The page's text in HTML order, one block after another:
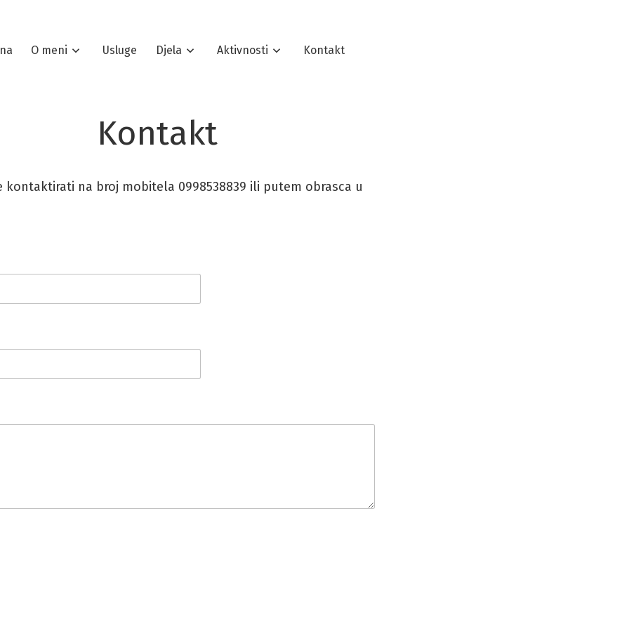
O meni Usluge Djela Aktivnosti Kontakt
Kontakt
kontaktirati na broj mobitela 0998538839 ili putem obrasca u